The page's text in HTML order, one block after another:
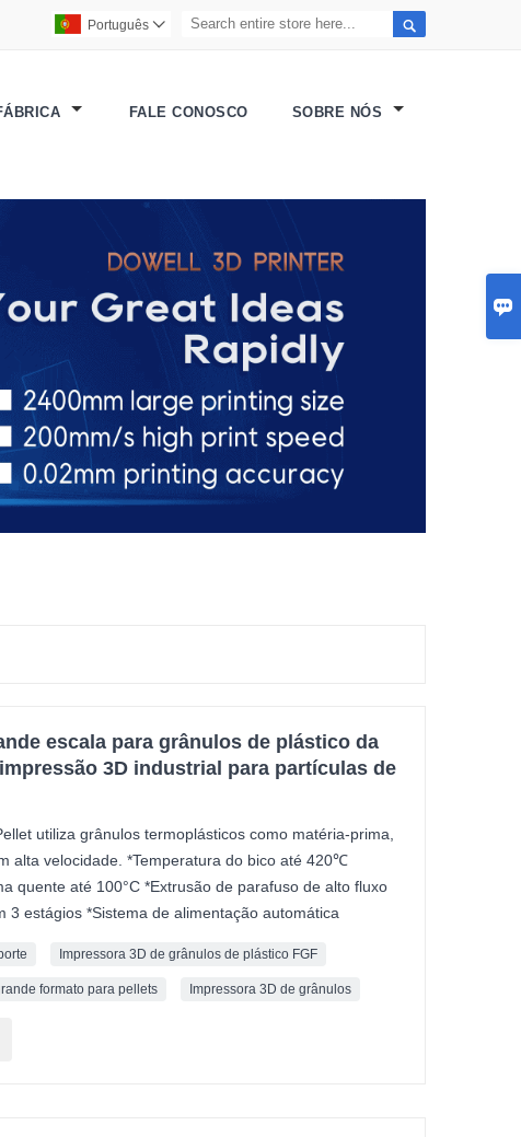


Português 
FALE CONOSCO SOBRE NÓS
escala para grânulos de plástico da
3D industrial para partículas de
utiliza grânulos termoplásticos como matéria-prima,
alta velocidade. *Temperatura do bico até 420℃
quente até 100°C *Extrusão de parafuso de alto fluxo
3 estágios *Sistema de alimentação automática
Impressora 3D de grânulos de plástico FGF
formato para pellets Impressora 3D de grânulos